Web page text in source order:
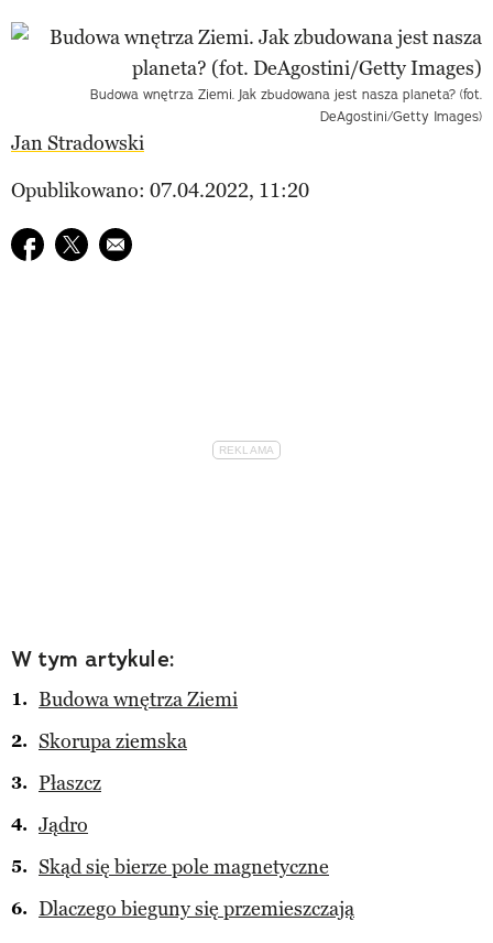
Budowa wnętrza Ziemi. Jak zbudowana jest nasza planeta? (fot.
DeAgostini/Getty Images)
Jan Stradowski
Opublikowano: 07.04.2022, 11:20
Udostępnij na facebook
Udostępnij na twitter
E-mail do przyjaciela
W tym artykule:
Budowa wnętrza Ziemi
Skorupa ziemska
Płaszcz
Jądro
Skąd się bierze pole magnetyczne
Dlaczego bieguny się przemieszczają